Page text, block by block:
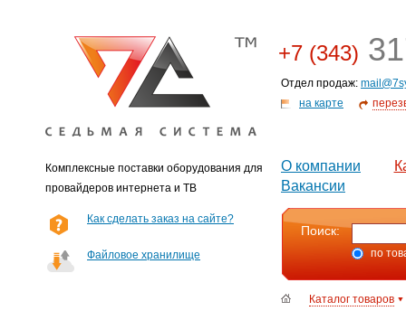
Комплексные поставки оборудования для
провайдеров интернета и ТВ
+7 (343)
Отдел продаж:
на карте
О компании
Вакансии
Как сделать заказ на сайте?
Файловое хранилище
Поиск:
по
Каталог товаров